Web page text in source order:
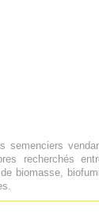
semenciers
recherchés
biomasse,